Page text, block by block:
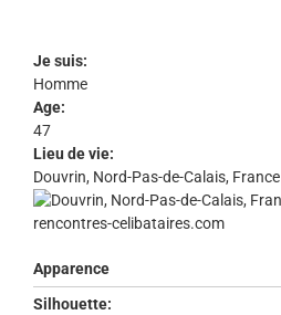
Je suis:
Homme
Age:
47
Lieu de vie:
Douvrin, Nord-Pas-de-Calais, France
Apparence
Silhouette: